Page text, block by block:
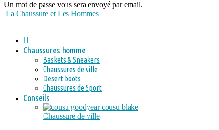
Un mot de passe vous sera envoyé par email.
La Chaussure et Les Hommes
Chaussures homme
Baskets & Sneakers
Chaussures de ville
Desert boots
Chaussures de Sport
Conseils
Chaussure de ville